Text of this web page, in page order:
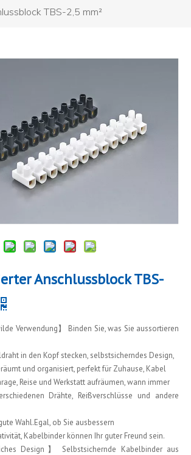
TBS-2,5 mm²
Anschlussblock TBS-
Verwendung】 Binden Sie, was Sie aussortieren
in den Kopf stecken, selbstsicherndes Design,
und organisiert, perfekt für Zuhause, Kabel
Reise und Werkstatt aufräumen, wann immer
Drähte, Reißverschlüsse und andere
Wahl.Egal, ob Sie ausbessern
Kabelbinder können Ihr guter Freund sein.
Design】 Selbstsichernde Kabelbinder aus